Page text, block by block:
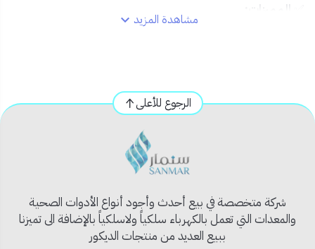
المميزات:
🔇 نظام غلق ناعم "Soft Close" لتجنب الضوضاء
🧼 سطح ناعم مقاوم للبقع وسهل التنظيف
🛡️ مادة متينة مقاومة للكسر تدوم طويلًا
أدوات تثبيت متكاملة
دليل تركيب سهل الاستخدام
الاستخدام المثالي:
مشاهدة المزيد
الرجوع للأعلى
شركة متخصصة في بيع أحدث وأجود أنواع الأدوات الصحية
والمعدات التي تعمل بالكهرباء سلكياً ولاسلكياً بالإضافة الى تميزنا
ببيع العديد من منتجات الديكور